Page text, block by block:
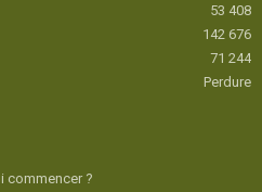
53 408
142 676
71 244
Perdure
commencer ?